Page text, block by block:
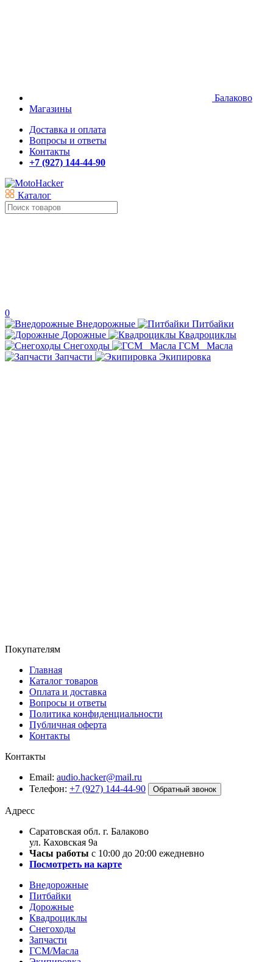
Балаково
Магазины
Доставка и оплата
Вопросы и ответы
Контакты
+7 (927) 144-44-90
Каталог
0
Внедорожные
Питбайки
Дорожные
Квадроциклы
Снегоходы
ГСМ _Масла
Запчасти
Экипировка
Покупателям
Главная
Каталог товаров
Оплата и доставка
Вопросы и ответы
Политика конфиденциальности
Публичная оферта
Контакты
Контакты
Email: audio.hacker@mail.ru
Телефон: +7 (927) 144-44-90 Обратный звонок
Адресс
Саратовская обл. г. Балаково
ул. Каховская 9а
Часы работы с 10:00 до 20:00 ежедневно
Посмотреть на карте
Внедорожные
Питбайки
Дорожные
Квадроциклы
Снегоходы
Запчасти
ГСМ/Масла